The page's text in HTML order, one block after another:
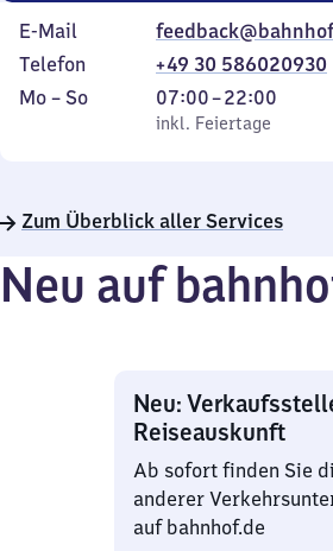
E-Mail
Telefon
+49 30 586020930
Montag
Mo – So,
inkl. Feiertage
07:00–22:00
Von
7
22
inkl. Feiertage
Zum Überblick aller Services
Neu auf
Neu:
Reiseauskunft
Ab sofort finden Sie
anderer
auf bahnhof.de